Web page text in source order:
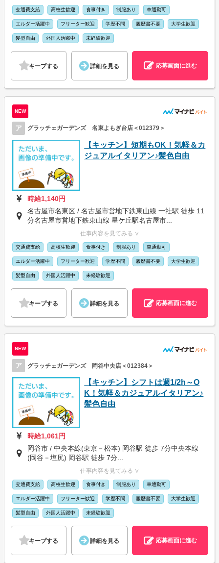
交通費支給 高校生歓迎 食事付き 制服あり 車通勤可
エルダー活躍中 フリーター歓迎 学歴不問 履歴書不要 大学生歓迎
髪型自由 外国人活躍中 未経験歓迎
キープする 詳細を見る 応募画面に進む
NEW
ア グラッチェガーデンズ 名東よもぎ台店＜012379＞
【キッチン】短期もOK！気軽＆カ
ジュアルイタリアン♪髪色自由
時給1,140円
名古屋市名東区 / 名古屋市営地下鉄東山線 一社駅 徒歩 11
分名古屋市営地下鉄東山線 星ケ丘駅名古屋市...
仕事内容を見てみる ∨
交通費支給 高校生歓迎 食事付き 制服あり 車通勤可
エルダー活躍中 フリーター歓迎 学歴不問 履歴書不要 大学生歓迎
髪型自由 外国人活躍中 未経験歓迎
キープする 詳細を見る 応募画面に進む
NEW
ア グラッチェガーデンズ 岡谷中央店＜012384＞
【キッチン】シフトは週1/2h～O
K！気軽＆カジュアルイタリアン♪
髪色自由
時給1,061円
岡谷市 / 中央本線(東京－松本) 岡谷駅 徒歩 7分中央本線
(岡谷－塩尻) 岡谷駅 徒歩 7分...
仕事内容を見てみる ∨
交通費支給 高校生歓迎 食事付き 制服あり 車通勤可
エルダー活躍中 フリーター歓迎 学歴不問 履歴書不要 大学生歓迎
髪型自由 外国人活躍中 未経験歓迎
キープする 詳細を見る 応募画面に進む